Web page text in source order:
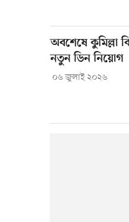
অবশেষে কুমিল্লা
নতুন ডিন নিয়োগ
০৬ জুলাই ২০২৬